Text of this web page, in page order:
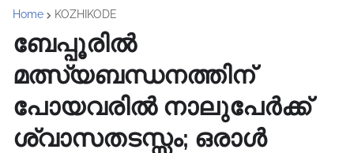
Home KOZHIKODE
ബേപ്പൂരിൽ
മത്സ്യബന്ധനത്തിന്
പോയവരില്‍ നാലുപേര്‍ക്ക്
ശ്വാസതടസ്സം; ഒരാള്‍